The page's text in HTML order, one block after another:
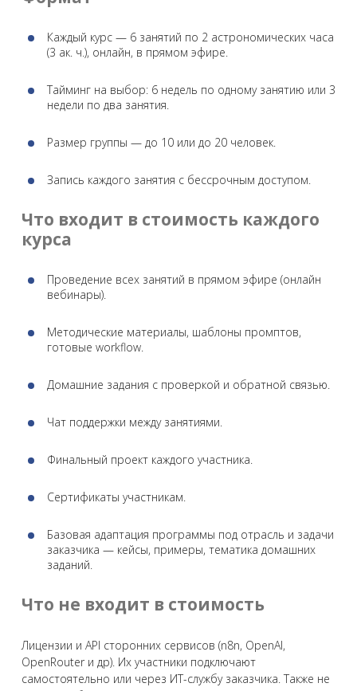
Каждый курс — 6 занятий по 2 астрономических часа
(3 ак. ч.), онлайн, в прямом эфире.
Тайминг на выбор: 6 недель по одному занятию или 3
недели по два занятия.
Размер группы — до 10 или до 20 человек.
Запись каждого занятия с бессрочным доступом.
Что входит в стоимость каждого
курса
Проведение всех занятий в прямом эфире (онлайн
вебинары).
Методические материалы, шаблоны промптов,
готовые workflow.
Домашние задания с проверкой и обратной связью.
Чат поддержки между занятиями.
Финальный проект каждого участника.
Сертификаты участникам.
Базовая адаптация программы под отрасль и задачи
заказчика — кейсы, примеры, тематика домашних
заданий.
Что не входит в стоимость
Лицензии и API сторонних сервисов (n8n, OpenAI,
OpenRouter и др). Их участники подключают
самостоятельно или через ИТ-службу заказчика. Также не